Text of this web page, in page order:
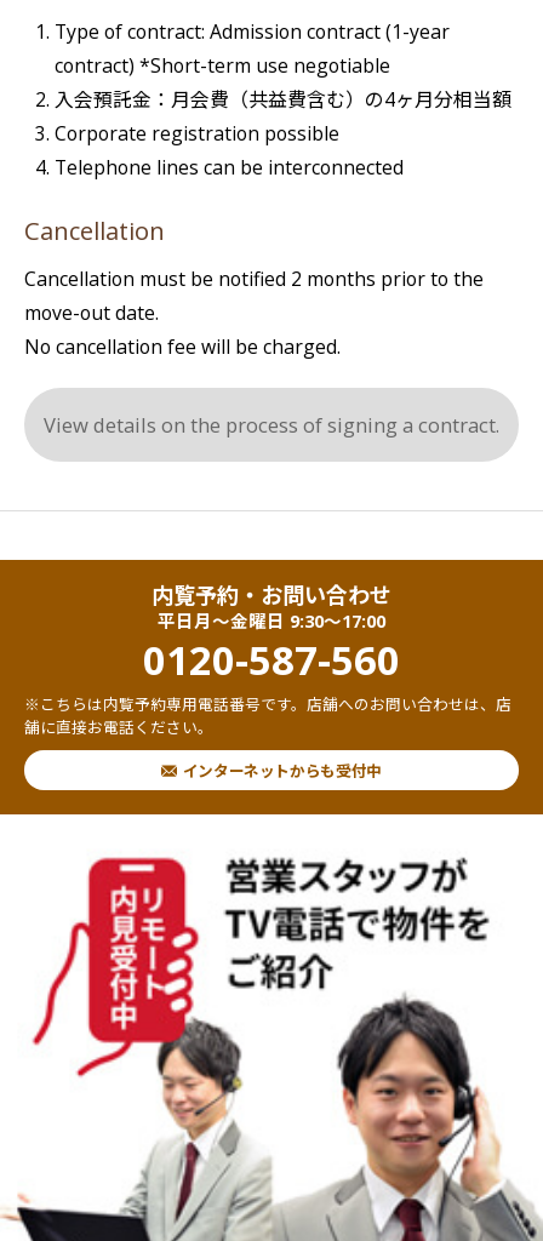
Type of contract: Admission contract (1-year
contract) *Short-term use negotiable
入会預託金：月会費（共益費含む）の4ヶ月分相当額
Corporate registration possible
Telephone lines can be interconnected
Cancellation
Cancellation must be notified 2 months prior to the
move-out date.
No cancellation fee will be charged.
View details on the process of signing a contract.
内覧予約・お問い合わせ
平日月〜金曜日 9:30〜17:00
0120-587-560
※こちらは内覧予約専用電話番号です。店舗へのお問い合わせは、店
舗に直接お電話ください。
インターネットからも受付中